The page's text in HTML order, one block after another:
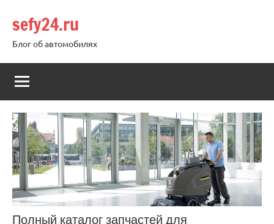
содержимому
sefy24.ru
Блог об автомобилях
Полный каталог запчастей для